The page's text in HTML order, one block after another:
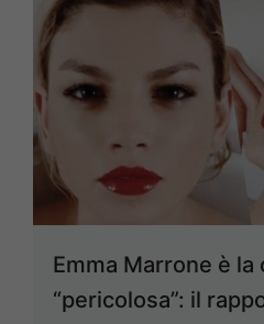
Emma Marrone è la
“pericolosa”: il